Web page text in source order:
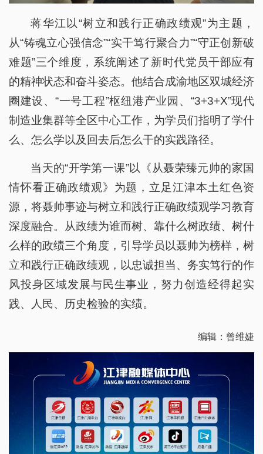
蒋华江以“树立和践行正确政绩观”为主题，
从“铸魂立心强信念”“实干笃行聚合力”“守正创新破
难题”三个维度，系统阐述了新时代党员干部应有
的精神状态和奋斗姿态。他结合成渝地区双城经济
圈建设、“一号工程”枢纽港产业园、“3+3+X”现代
制造业集群等全区中心工作，为学员们指明了学什
么、怎么学以及回去后怎么干的实践路径。
当天的“开学第一课”以《从聂荣臻元帅的家国
情怀看正确政绩观》为题，立足江津本土红色资
源，将聂帅事迹与树立和践行正确政绩观学习教育
深度融合。从政绩为谁而树、靠什么树政绩、树什
么样的政绩三个角度，引导学员以聂帅为榜样，树
立和践行正确政绩观，以忠诚担当、务实笃行的作
风投身区域发展与民生事业，努力创造经得起实
践、人民、历史检验的实绩。
编辑：曾维婕